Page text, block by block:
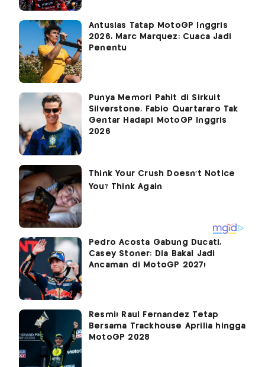
Antusias Tatap MotoGP Inggris
2026, Marc Marquez: Cuaca Jadi
Penentu
Punya Memori Pahit di Sirkuit
Silverstone, Fabio Quartararo Tak
Gentar Hadapi MotoGP Inggris
2026
Pedro Acosta Gabung Ducati,
Casey Stoner: Dia Bakal Jadi
Ancaman di MotoGP 2027!
Resmi! Raul Fernandez Tetap
Bersama Trackhouse Aprilia hingga
MotoGP 2028